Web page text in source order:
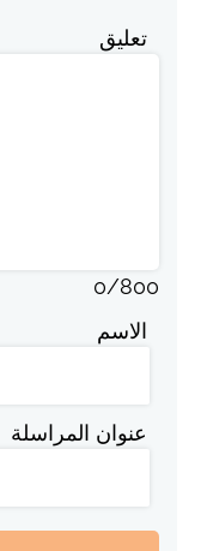
تعليق
0/800
الاسم
عنوان المراسلة